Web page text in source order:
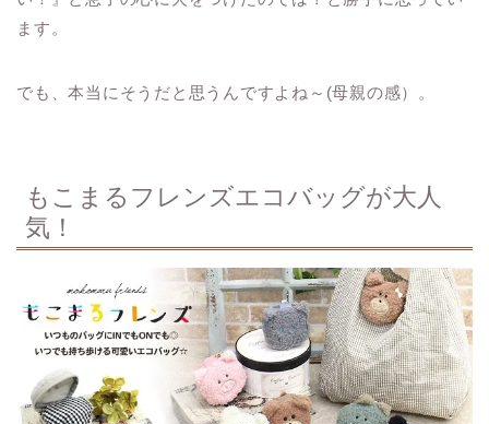
ます。
でも、本当にそうだと思うんですよね～(母親の感）。
もこまるフレンズエコバッグが大人
気！